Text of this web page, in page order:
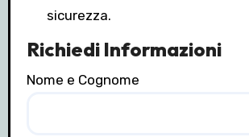
sicurezza.
Richiedi Informazioni
Nome e Cognome